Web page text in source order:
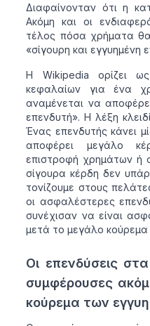
Διαφαίνονταν ότι η
Aκόμη και οι
τέλος πόσα χρήματα
«σίγουρη και εγγυημένη
Η Wikipedia ορίζει
κεφαλαίων για ένα
αναμένεται να
επενδυτή». Η λέξη
Ένας επενδυτής κάνει
αποφέρει μεγάλο
επιστροφή χρημάτων ή
σίγουρα κέρδη δεν
τονίζουμε στους
οι ασφαλέστερες
συνέχισαν να είναι
μετά το μεγάλο κούρεμα
Οι επενδύσεις
συμφέρουσες
κούρεμα των